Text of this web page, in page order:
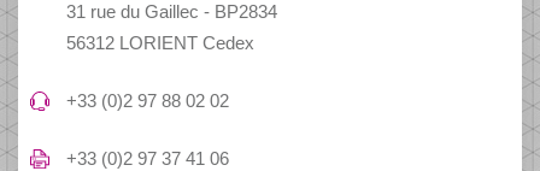
31 rue du Gaillec - BP2834
56312 LORIENT Cedex
+33 (0)2 97 88 02 02
+33 (0)2 97 37 41 06